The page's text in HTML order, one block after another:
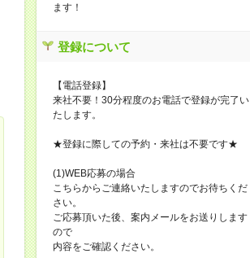
ます！
登録について
【電話登録】
来社不要！30分程度のお電話で登録が完了い
たします。
★登録に際しての予約・来社は不要です★
(1)WEB応募の場合
こちらからご連絡いたしますのでお待ちくだ
さい。
ご応募頂いた後、案内メールをお送りします
ので
内容をご確認ください。